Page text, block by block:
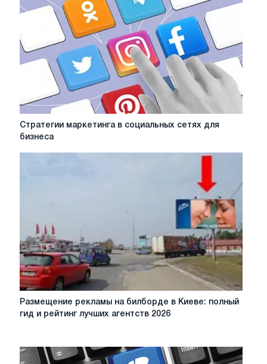
преимущество,
применение
Стратегии
маркетинга
Стратегии маркетинга в социальных сетях для
бизнеса
Размещение
рекламы
в
Киеве:
Размещение рекламы на билборде в Киеве: полный
гид и рейтинг лучших агентств 2026